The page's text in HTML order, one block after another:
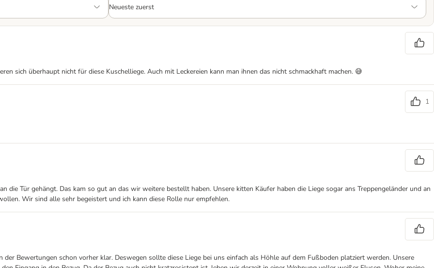
sich überhaupt nicht für diese Kuschelliege. Auch mit Leckereien kann man ihnen das nicht schmackhaft machen. 😅
1
die Tür gehängt. Das kam so gut an das wir weitere bestellt haben. Unsere kitten Käufer haben die Liege sogar ans Treppengeländer und an
Wir sind alle sehr begeistert und ich kann diese Rolle nur empfehlen.
Bewertungen schon vorher klar. Deswegen sollte diese Liege bei uns einfach als Höhle auf dem Fußboden platziert werden. Unsere